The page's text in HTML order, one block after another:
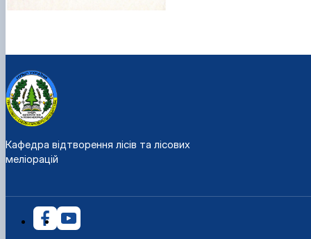
Кафедра відтворення лісів та лісових
меліорацій